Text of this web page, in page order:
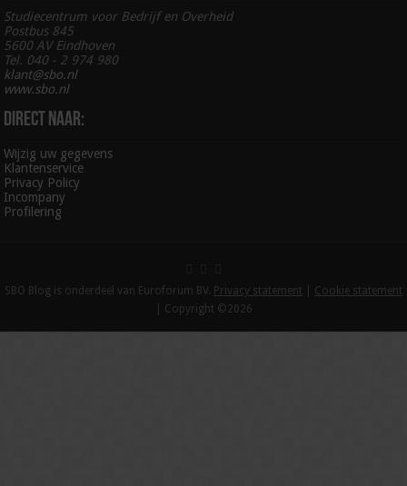
Studiecentrum voor Bedrijf en Overheid
Postbus 845
5600 AV Eindhoven
Tel. 040 - 2 974 980
klant@sbo.nl
www.sbo.nl
Direct naar:
Wijzig uw gegevens
Klantenservice
Privacy Policy
Incompany
Profilering
SBO Blog is onderdeel van Euroforum BV. Privacy statement
Cookie statement
| Copyright ©2026